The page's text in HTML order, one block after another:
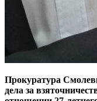
Прокуратура
дела за